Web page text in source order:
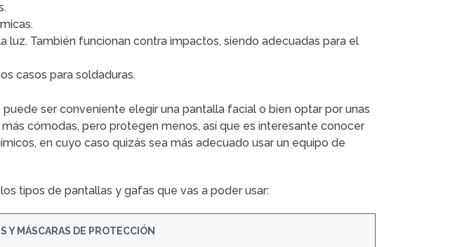
luz. También funcionan contra impactos, siendo adecuadas para el
casos para soldaduras.
ser conveniente elegir una pantalla facial o bien optar por unas
cómodas, pero protegen menos, así que es interesante conocer
en cuyo caso quizás sea más adecuado usar un equipo de
tipos de pantallas y gafas que vas a poder usar:
Y MÁSCARAS DE PROTECCIÓN